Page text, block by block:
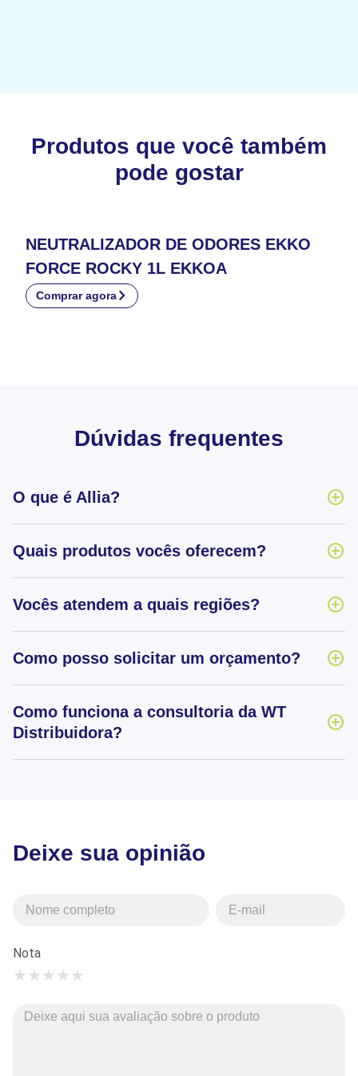
Produtos que você também
pode gostar
NEUTRALIZADOR DE ODORES EKKO
FORCE ROCKY 1L EKKOA
Comprar agora
Dúvidas frequentes
O que é Allia?
Quais produtos vocês oferecem?
Vocês atendem a quais regiões?
Como posso solicitar um orçamento?
Como funciona a consultoria da WT
Distribuidora?
Deixe sua opinião
Nota
★
★
★
★
★